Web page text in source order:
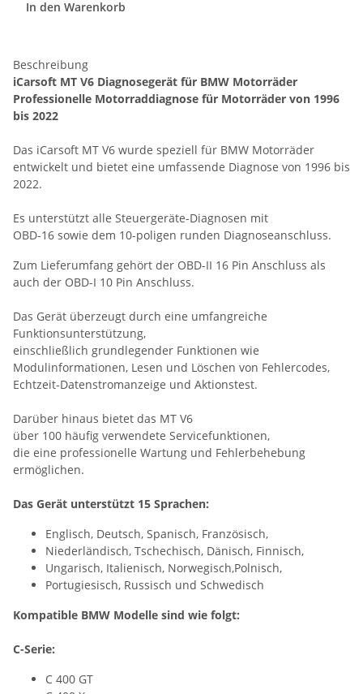
In den Warenkorb
Beschreibung
iCarsoft MT V6 Diagnosegerät für BMW Motorräder
Professionelle Motorraddiagnose für Motorräder von 1996
bis 2022
Das iCarsoft MT V6 wurde speziell für BMW Motorräder
entwickelt und bietet eine umfassende Diagnose von 1996 bis
2022.
Es unterstützt alle Steuergeräte-Diagnosen mit
OBD-16 sowie dem 10-poligen runden Diagnoseanschluss.
Zum Lieferumfang gehört der OBD-II 16 Pin Anschluss als
auch der OBD-I 10 Pin Anschluss.
Das Gerät überzeugt durch eine umfangreiche
Funktionsunterstützung,
einschließlich grundlegender Funktionen wie
Modulinformationen, Lesen und Löschen von Fehlercodes,
Echtzeit-Datenstromanzeige und Aktionstest.
Darüber hinaus bietet das MT V6
über 100 häufig verwendete Servicefunktionen,
die eine professionelle Wartung und Fehlerbehebung
ermöglichen.
Das Gerät unterstützt 15 Sprachen:
Englisch, Deutsch, Spanisch, Französisch,
Niederländisch, Tschechisch, Dänisch, Finnisch,
Ungarisch, Italienisch, Norwegisch,Polnisch,
​Portugiesisch, Russisch und Schwedisch
Kompatible BMW Modelle sind wie folgt:
C-Serie:
C 400 GT